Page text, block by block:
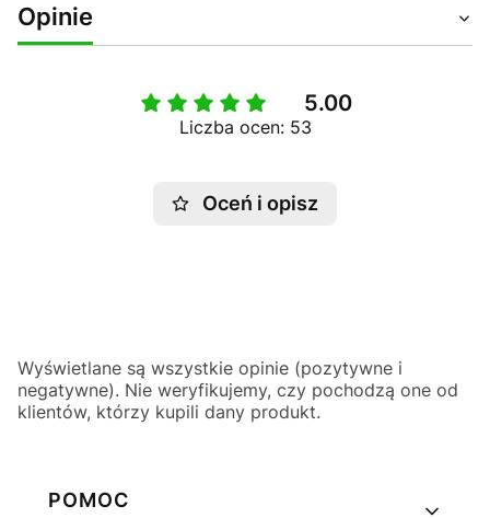
Opinie
5.00
Liczba ocen: 53
Oceń i opisz
Wyświetlane są wszystkie opinie (pozytywne i
negatywne). Nie weryfikujemy, czy pochodzą one od
klientów, którzy kupili dany produkt.
Linki w stopce
POMOC